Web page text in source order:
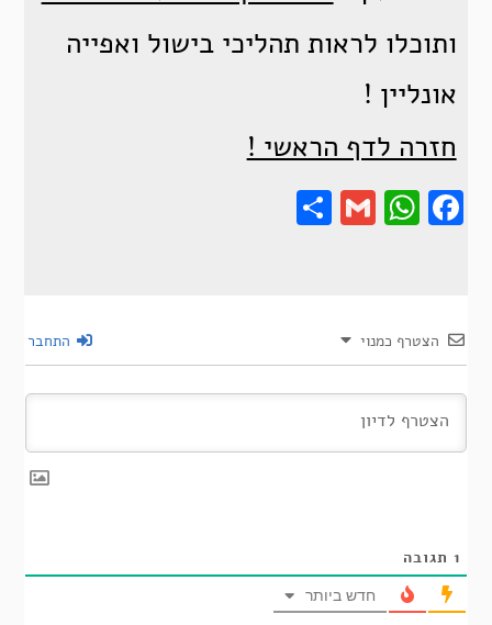
ותוכלו לראות תהליכי בישול ואפייה
אונליין !
חזרה לדף הראשי !
Gmail
Share
הצטרף כמנוי התחבר
1 תגובה
חדש ביותר